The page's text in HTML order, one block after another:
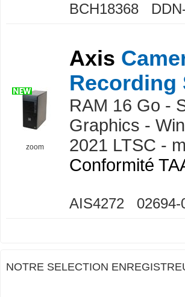
BCH18368
zoom
Axis
Recording
RAM 16 Go -
Graphics -
2021 LTSC -
Conformité
AIS4272 02694-
NOTRE SELECTION